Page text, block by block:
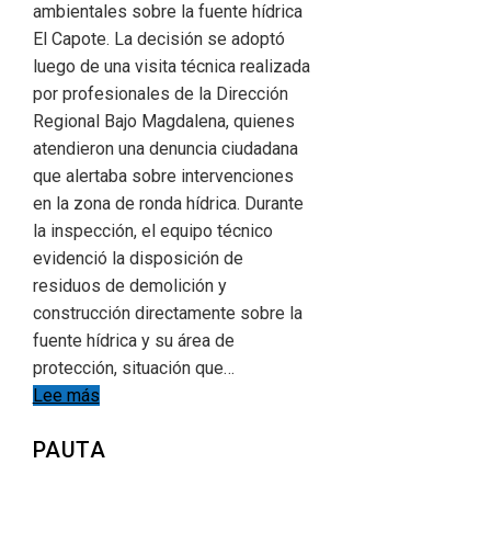
ambientales sobre la fuente hídrica
El Capote. La decisión se adoptó
luego de una visita técnica realizada
por profesionales de la Dirección
Regional Bajo Magdalena, quienes
atendieron una denuncia ciudadana
que alertaba sobre intervenciones
en la zona de ronda hídrica. Durante
la inspección, el equipo técnico
evidenció la disposición de
residuos de demolición y
construcción directamente sobre la
fuente hídrica y su área de
protección, situación que…
Lee más
PAUTA